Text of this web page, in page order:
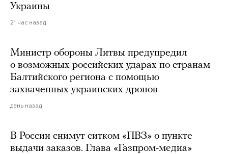
Украины
21 час назад
Министр обороны Литвы предупредил
о возможных российских ударах по странам
Балтийского региона с помощью
захваченных украинских дронов
день назад
В России снимут ситком «ПВЗ» о пункте
выдачи заказов. Глава «Газпром-медиа»